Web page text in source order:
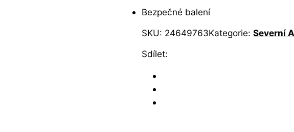
Bezpečné balení
SKU: 24649763Kategorie:Severní
Sdílet: